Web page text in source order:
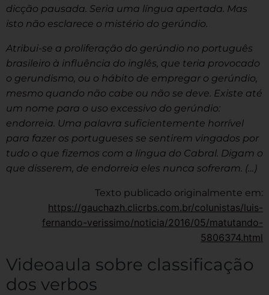
dicção pausada. Seria uma língua apertada. Mas
isto não esclarece o mistério do gerúndio.
Atribui-se a proliferação do gerúndio no português
brasileiro à influência do inglês, que teria provocado
o gerundismo, ou o hábito de empregar o gerúndio,
mesmo quando não cabe ou não se deve. Existe até
um nome para o uso excessivo do gerúndio:
endorreia. Uma palavra suficientemente horrível
para fazer os portugueses se sentirem vingados por
tudo o que fizemos com a língua do Cabral. Digam o
que disserem, de endorreia eles nunca sofreram. (…)
Texto publicado originalmente em:
https://gauchazh.clicrbs.com.br/colunistas/luis-
fernando-verissimo/noticia/2016/05/matutando-
5806374.html
Videoaula sobre classificação
dos verbos